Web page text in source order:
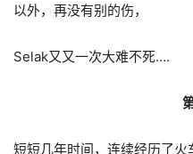
以外，再没有别的伤，
Selak又又一次大难不死….
短短几年时间，连续经历了火